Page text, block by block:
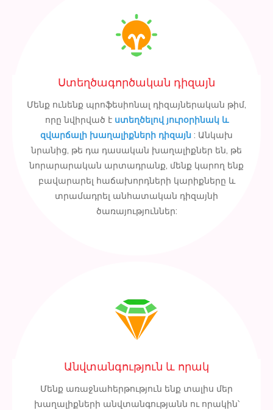
Ստեղծագործական դիզայն
Մենք ունենք պրոֆեսիոնալ դիզայներական թիմ,
որը նվիրված է ստեղծելով յուրօրինակ և
զվարճալի խաղալիքների դիզայն : Անկախ
նրանից, թե դա դասական խաղալիքներ են, թե
նորարարական արտադրանք, մենք կարող ենք
բավարարել հաճախորդների կարիքները և
տրամադրել անհատական ​​դիզայնի
ծառայություններ:
Անվտանգություն և որակ
Մենք առաջնահերթություն ենք տալիս մեր
խաղալիքների անվտանգությանն ու որակին՝